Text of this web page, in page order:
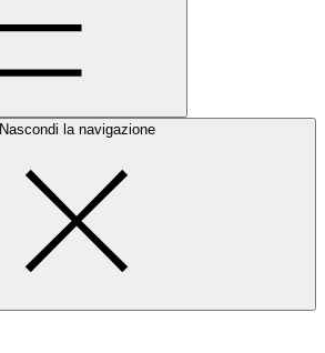
Nascondi la navigazione